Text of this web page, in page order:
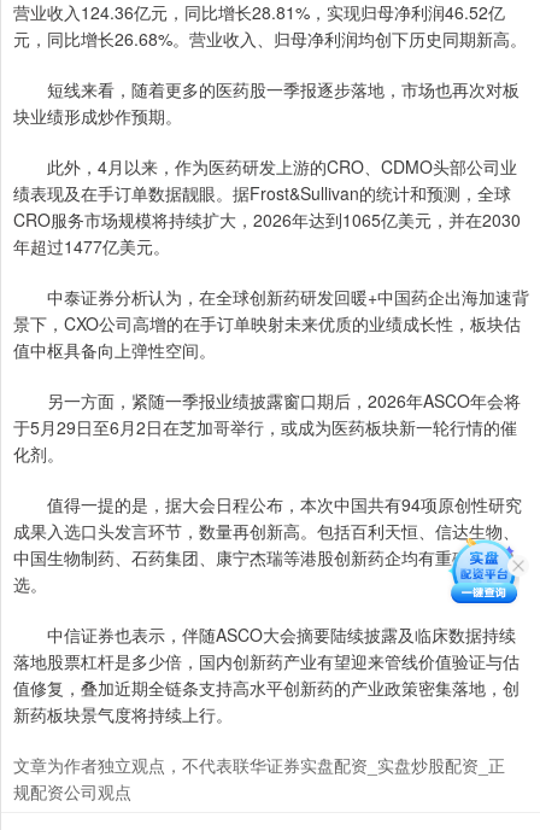
营业收入124.36亿元，同比增长28.81%，实现归母净利润46.52亿
元，同比增长26.68%。营业收入、归母净利润均创下历史同期新高。
短线来看，随着更多的医药股一季报逐步落地，市场也再次对板
块业绩形成炒作预期。
此外，4月以来，作为医药研发上游的CRO、CDMO头部公司业
绩表现及在手订单数据靓眼。据Frost&Sullivan的统计和预测，全球
CRO服务市场规模将持续扩大，2026年达到1065亿美元，并在2030
年超过1477亿美元。
中泰证券分析认为，在全球创新药研发回暖+中国药企出海加速背
景下，CXO公司高增的在手订单映射未来优质的业绩成长性，板块估
值中枢具备向上弹性空间。
另一方面，紧随一季报业绩披露窗口期后，2026年ASCO年会将
于5月29日至6月2日在芝加哥举行，或成为医药板块新一轮行情的催
化剂。
值得一提的是，据大会日程公布，本次中国共有94项原创性研究
成果入选口头发言环节，数量再创新高。包括百利天恒、信达生物、
中国生物制药、石药集团、康宁杰瑞等港股创新药企均有重磅研究入
选。
中信证券也表示，伴随ASCO大会摘要陆续披露及临床数据持续
落地股票杠杆是多少倍，国内创新药产业有望迎来管线价值验证与估
值修复，叠加近期全链条支持高水平创新药的产业政策密集落地，创
新药板块景气度将持续上行。
文章为作者独立观点，不代表联华证券实盘配资_实盘炒股配资_正
规配资公司观点